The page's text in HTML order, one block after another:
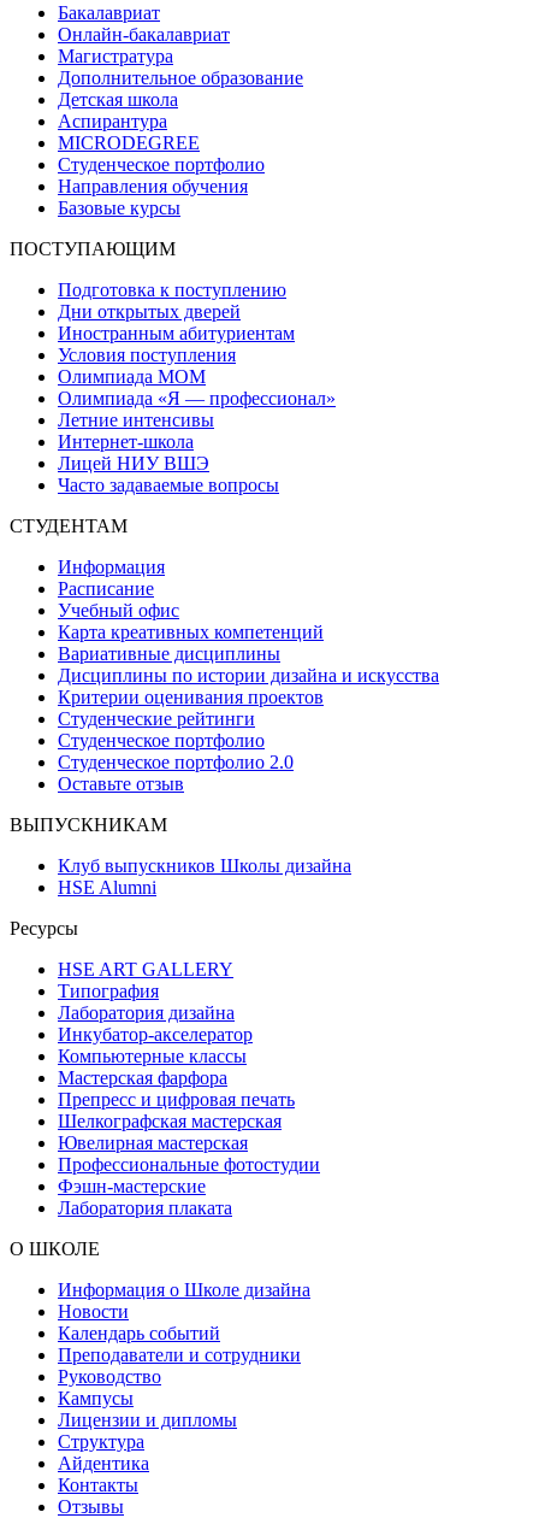
Бакалавриат
Онлайн-бакалавриат
Магистратура
Дополнительное образование
Детская школа
Аспирантура
MICRODEGREE
Студенческое портфолио
Направления обучения
Базовые курсы
ПОСТУПАЮЩИМ
Подготовка к поступлению
Дни открытых дверей
Иностранным абитуриентам
Условия поступления
Олимпиада МОМ
Олимпиада «Я — профессионал»
Летние интенсивы
Интернет-школа
Лицей НИУ ВШЭ
Часто задаваемые вопросы
СТУДЕНТАМ
Информация
Расписание
Учебный офис
Карта креативных компетенций
Вариативные дисциплины
Дисциплины по истории дизайна и искусства
Критерии оценивания проектов
Студенческие рейтинги
Студенческое портфолио
Студенческое портфолио 2.0
Оставьте отзыв
ВЫПУСКНИКАМ
Клуб выпускников Школы дизайна
HSE Alumni
Ресурсы
HSE ART GALLERY
Типография
Лаборатория дизайна
Инкубатор-акселератор
Компьютерные классы
Мастерская фарфора
Препресс и цифровая печать
Шелкографская мастерская
Ювелирная мастерская
Профессиональные фотостудии
Фэшн-мастерские
Лаборатория плаката
О ШКОЛЕ
Информация о Школе дизайна
Новости
Календарь событий
Преподаватели и сотрудники
Руководство
Кампусы
Лицензии и дипломы
Структура
Айдентика
Контакты
Отзывы